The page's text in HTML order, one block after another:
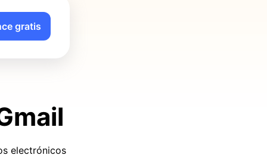
gratis
electrónicos